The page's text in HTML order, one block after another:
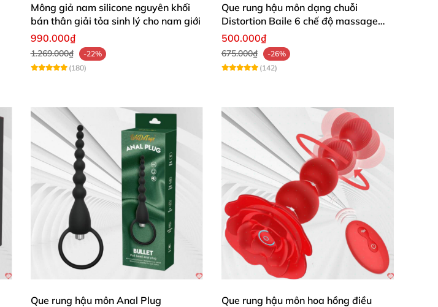
Mông giả nam silicone nguyên khối
bán thân giải tỏa sinh lý cho nam giới
990.000₫
1.269.000₫
-22%
(180)
Que rung hậu môn dạng chuỗi
Distortion Baile 6 chế độ massage
mạnh mẽ kích thích
500.000₫
675.000₫
-26%
(142)
Que rung hậu môn Anal Plug
Que rung hậu môn hoa hồng điều